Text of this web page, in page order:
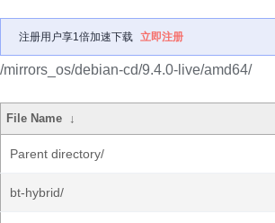
注册用户享1倍加速下载 立即注册
/mirrors_os/debian-cd/9.4.0-live/amd64/
File Name ↓
Parent directory/
bt-hybrid/